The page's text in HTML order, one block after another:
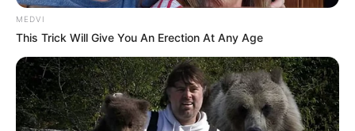
MEDVI
This Trick Will Give You An Erection At Any Age